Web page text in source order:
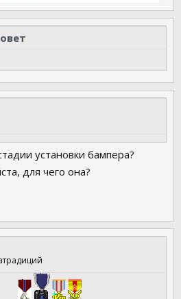
установки бампера?
для чего она?